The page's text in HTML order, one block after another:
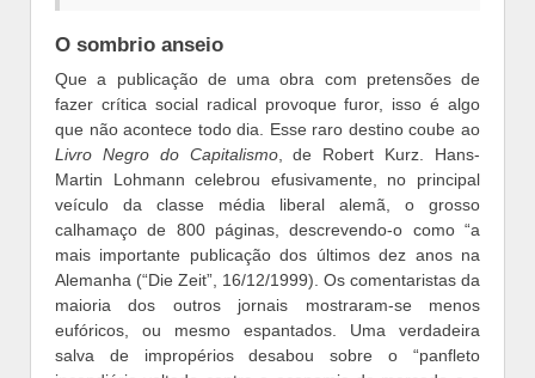
O sombrio anseio
Que a publicação de uma obra com pretensões de
fazer crítica social radical provoque furor, isso é algo
que não acontece todo dia. Esse raro destino coube ao
Livro Negro do Capitalismo, de Robert Kurz. Hans-
Martin Lohmann celebrou efusivamente, no principal
veículo da classe média liberal alemã, o grosso
calhamaço de 800 páginas, descrevendo-o como “a
mais importante publicação dos últimos dez anos na
Alemanha (“Die Zeit”, 16/12/1999). Os comentaristas da
maioria dos outros jornais mostraram-se menos
eufóricos, ou mesmo espantados. Uma verdadeira
salva de impropérios desabou sobre o “panfleto